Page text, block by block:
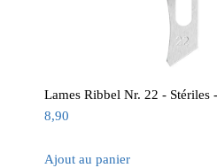
Lames Ribbel Nr. 22 - Stériles
8,90
Ajout au panier